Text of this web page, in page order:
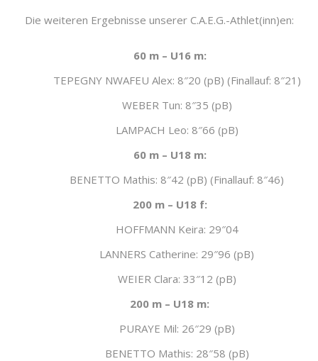
Die weiteren Ergebnisse unserer C.A.E.G.-Athlet(inn)en:
60 m – U16 m:
TEPEGNY NWAFEU Alex: 8″20 (pB) (Finallauf: 8″21)
WEBER Tun: 8″35 (pB)
LAMPACH Leo: 8″66 (pB)
60 m – U18 m:
BENETTO Mathis: 8″42 (pB) (Finallauf: 8″46)
200 m – U18 f:
HOFFMANN Keira: 29″04
LANNERS Catherine: 29″96 (pB)
WEIER Clara: 33″12 (pB)
200 m – U18 m:
PURAYE Mil: 26″29 (pB)
BENETTO Mathis: 28″58 (pB)